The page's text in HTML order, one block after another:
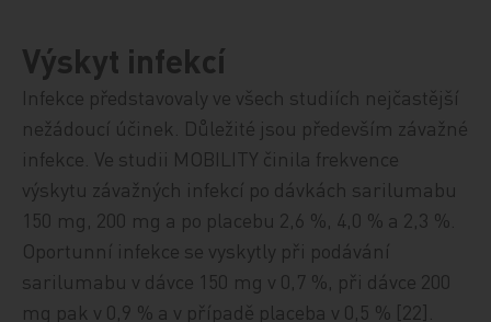
Výskyt infekcí
Infekce představovaly ve všech studiích nejčastější
nežádoucí účinek. Důležité jsou především závažné
infekce. Ve studii MOBILITY činila frekvence
výskytu závažných infekcí po dávkách sarilumabu
150 mg, 200 mg a po placebu 2,6 %, 4,0 % a 2,3 %.
Oportunní infekce se vyskytly při podávání
sarilumabu v dávce 150 mg v 0,7 %, při dávce 200
mg pak v 0,9 % a v případě placeba v 0,5 % [22].